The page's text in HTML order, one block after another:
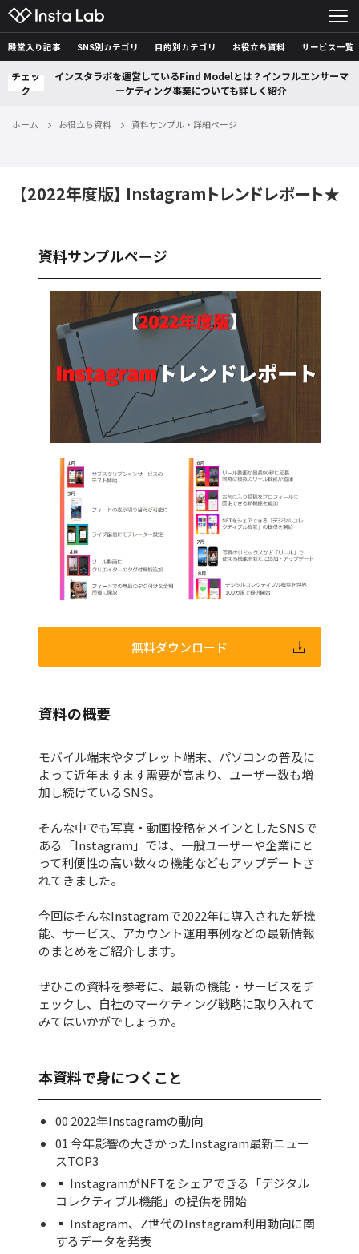
殿堂入り記事 SNS別カテゴリ 目的別カテゴリ お役立ち資料 サービス一覧
チェッ
ク
インスタラボを運営しているFind Modelとは？インフルエンサーマ
ーケティング事業についても詳しく紹介
ホーム お役立ち資料 資料サンプル・詳細ページ
【2022年度版】 Instagramトレンドレポート★
資料サンプルページ
資料の概要
モバイル端末やタブレット端末、パソコンの普及に
よって近年ますます需要が高まり、ユーザー数も増
加し続けているSNS。
そんな中でも写真・動画投稿をメインとしたSNSで
ある「Instagram」では、一般ユーザーや企業にと
って利便性の高い数々の機能などもアップデートさ
れてきました。
今回はそんなInstagramで2022年に導入された新機
能、サービス、アカウント運用事例などの最新情報
のまとめをご紹介します。
ぜひこの資料を参考に、最新の機能・サービスをチ
ェックし、自社のマーケティング戦略に取り入れて
みてはいかがでしょうか。
本資料で身につくこと
00 2022年Instagramの動向
01 今年影響の大きかったInstagram最新ニュー
スTOP3
▪ InstagramがNFTをシェアできる「デジタル
コレクティブル機能」の提供を開始
▪ Instagram、Z世代のInstagram利用動向に関
するデータを発表